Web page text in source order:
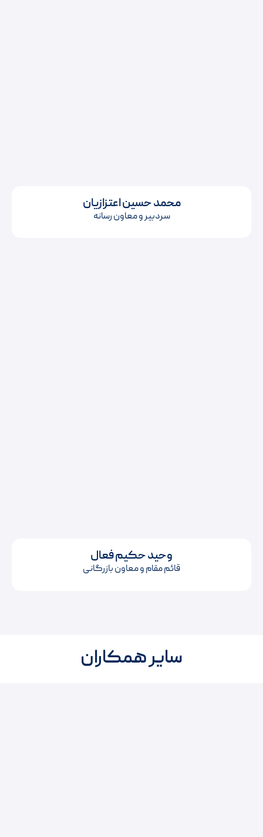
محمد حسین اعتزازیان
سردبیر و معاون رسانه
وحید حکیم فعال
قائم مقام و معاون بازرگانی
سایر همکاران